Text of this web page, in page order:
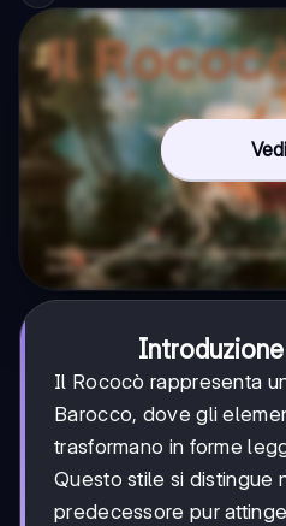
Vedi
Il Rococò rappresenta
Barocco, dove gli
trasformano in forme
Questo stile si distingue
predecessore pur